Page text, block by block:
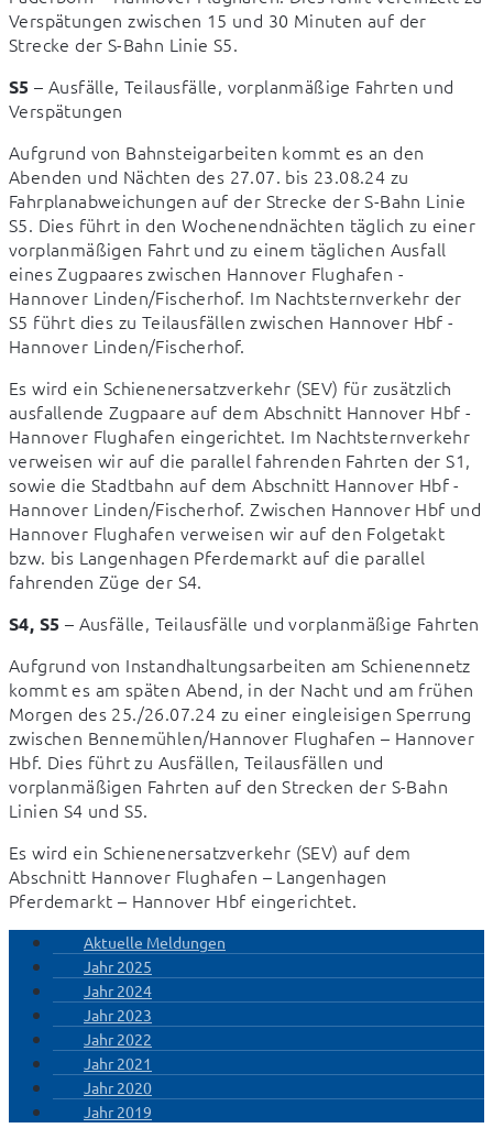
Verspätungen zwischen 15 und 30 Minuten auf der
Strecke der S-Bahn Linie S5.
S5 – Ausfälle, Teilausfälle, vorplanmäßige Fahrten und
Verspätungen
Aufgrund von Bahnsteigarbeiten kommt es an den
Abenden und Nächten des 27.07. bis 23.08.24 zu
Fahrplanabweichungen auf der Strecke der S-Bahn Linie
S5. Dies führt in den Wochenendnächten täglich zu einer
vorplanmäßigen Fahrt und zu einem täglichen Ausfall
eines Zugpaares zwischen Hannover Flughafen -
Hannover Linden/Fischerhof. Im Nachtsternverkehr der
S5 führt dies zu Teilausfällen zwischen Hannover Hbf -
Hannover Linden/Fischerhof.
Es wird ein Schienenersatzverkehr (SEV) für zusätzlich
ausfallende Zugpaare auf dem Abschnitt Hannover Hbf -
Hannover Flughafen eingerichtet. Im Nachtsternverkehr
verweisen wir auf die parallel fahrenden Fahrten der S1,
sowie die Stadtbahn auf dem Abschnitt Hannover Hbf -
Hannover Linden/Fischerhof. Zwischen Hannover Hbf und
Hannover Flughafen verweisen wir auf den Folgetakt
bzw. bis Langenhagen Pferdemarkt auf die parallel
fahrenden Züge der S4.
S4, S5 – Ausfälle, Teilausfälle und vorplanmäßige Fahrten
Aufgrund von Instandhaltungsarbeiten am Schienennetz
kommt es am späten Abend, in der Nacht und am frühen
Morgen des 25./26.07.24 zu einer eingleisigen Sperrung
zwischen Bennemühlen/Hannover Flughafen – Hannover
Hbf. Dies führt zu Ausfällen, Teilausfällen und
vorplanmäßigen Fahrten auf den Strecken der S-Bahn
Linien S4 und S5.
Es wird ein Schienenersatzverkehr (SEV) auf dem
Abschnitt Hannover Flughafen – Langenhagen
Pferdemarkt – Hannover Hbf eingerichtet.
Aktuelle Meldungen
Jahr 2025
Jahr 2024
Jahr 2023
Jahr 2022
Jahr 2021
Jahr 2020
Jahr 2019